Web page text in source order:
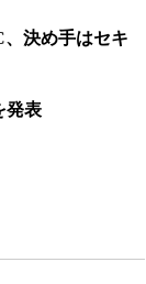
決め手はセキ
発表